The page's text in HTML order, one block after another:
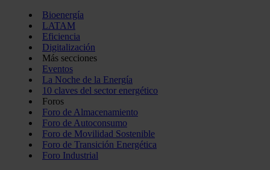
Bioenergía
LATAM
Eficiencia
Digitalización
Más secciones
Eventos
La Noche de la Energía
10 claves del sector energético
Foros
Foro de Almacenamiento
Foro de Autoconsumo
Foro de Movilidad Sostenible
Foro de Transición Energética
Foro Industrial